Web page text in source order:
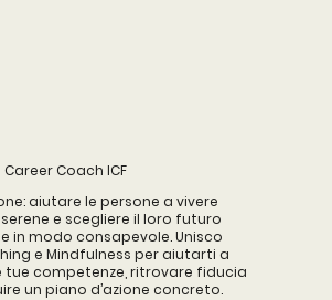
Coach ICF
aiutare le persone a vivere
e scegliere il loro futuro
in modo consapevole. Unisco
e Mindfulness per aiutarti a
tue competenze, ritrovare fiducia
un piano d’azione concreto.